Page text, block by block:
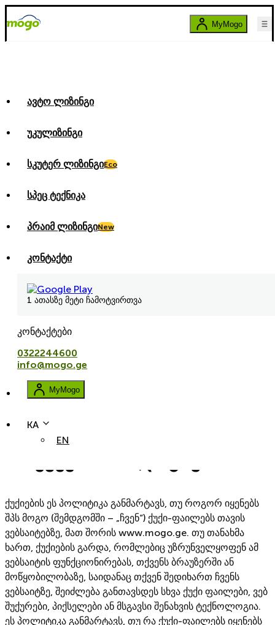
MyMogo
ავტო ლიზინგი
უკულიზინგი
სკუტერ ლიზინგიEco
სპეც ტექნიკა
პრაიმ ლიზინგიNew
კონტაქტი
1 ათასზე მეტი ჩამოტვირთვა
კონტაქტები
0322244600
info@mogo.ge
MyMogo
KA
EN
ქუქიების ეს პოლიტიკა განმარტავს, თუ როგორ იყენებს
შპს მოგო (შემდგომში – „ჩვენ“) ქუქი-ფაილებს თავის
ვებსაიტებზე, მათ შორის www.mogo.ge. თუ თანახმა
ხართ, ქუქიების გარდა, რომლებიც უზრუნველყოფენ ამ
ვებსაიტის ფუნქციონირებას, თქვენს ბრაუზერში ან
მოწყობილობაზე, საიდანაც თქვენ შედიხართ ჩვენს
ვებსაიტზე, შეიძლება განთავსდეს სხვა ქუქი ფაილები, ვებ
შუქურები, პიქსელები ან მსგავსი შენახვის ტექნოლოგია.
ეს პოლიტიკა განმარტავს, თუ რა ქუქი-ფაილებს იყენებს